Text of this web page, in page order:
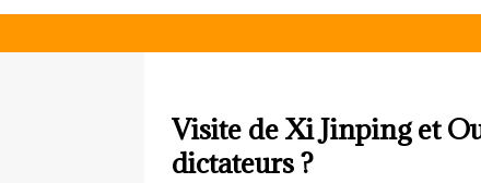
Visite de Xi Jinping et
dictateurs ?